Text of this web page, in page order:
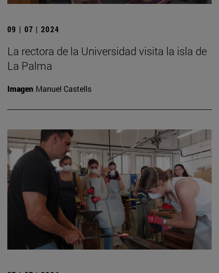
09 | 07 | 2024
La rectora de la Universidad visita la isla de
La Palma
Imagen Manuel Castells